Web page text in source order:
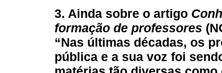
3. Ainda sobre o artigo
formação de professores
“Nas últimas décadas, os
pública e a sua voz foi